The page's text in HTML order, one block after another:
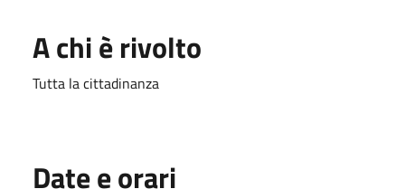
A chi è rivolto
Tutta la cittadinanza
Date e orari